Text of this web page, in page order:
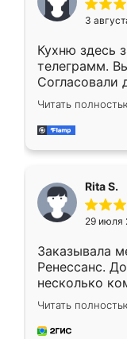
3
Кухню здесь
телеграмм.
Согласовали
недели кухня
довольны
мебель за
Читать
Rita S.
29 июля
Заказывала
Ренессанс.
несколько
эту. Сначала
приехал
и снял
Читать